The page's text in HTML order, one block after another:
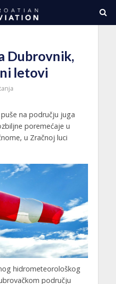
Dubrovnik,
letovi
na području juga
poremećaje u
u Zračnoj luci
hidrometeorološkog
području